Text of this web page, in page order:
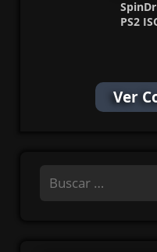
PS2
Ver